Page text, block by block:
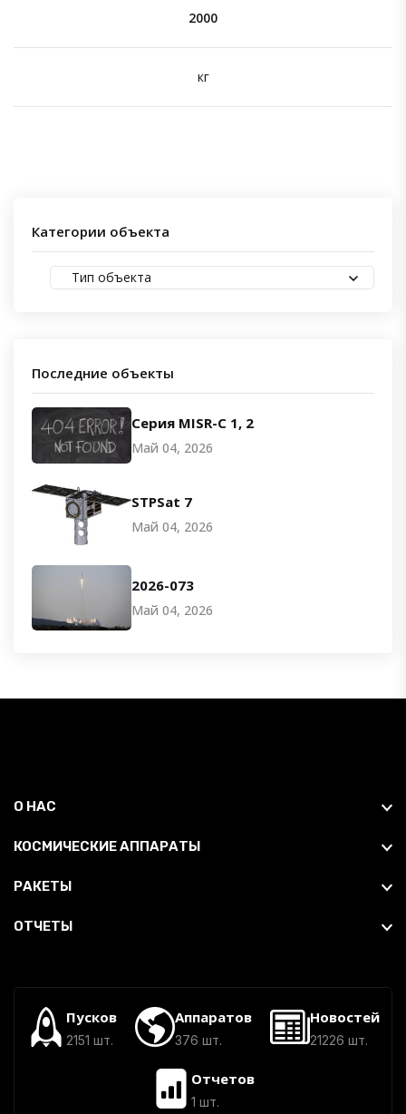
2000
кг
Категории объекта
Тип объекта
Последние объекты
Серия MISR-C 1, 2
Май 04, 2026
STPSat 7
Май 04, 2026
2026-073
Май 04, 2026
О НАС
КОСМИЧЕСКИЕ АППАРАТЫ
РАКЕТЫ
ОТЧЕТЫ
Пусков
2151 шт.
Аппаратов
376 шт.
Новостей
21226 шт.
Отчетов
1 шт.